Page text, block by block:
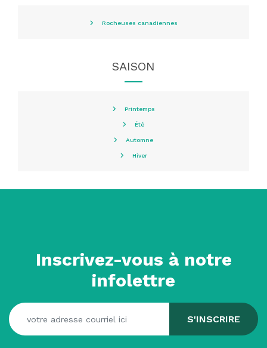
Rocheuses canadiennes
SAISON
Printemps
Été
Automne
Hiver
Inscrivez-vous à notre
infolettre